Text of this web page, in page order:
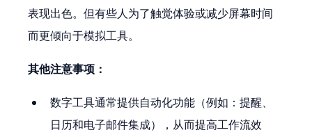
表现出色。但有些人为了触觉体验或减少屏幕时间
而更倾向于模拟工具。
其他注意事项：
数字工具通常提供自动化功能（例如：提醒、
日历和电子邮件集成），从而提高工作流效